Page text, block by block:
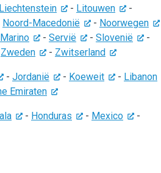
Liechtenstein - Litouwen
-
Noord-Macedonië - Noorwegen
- Servië - Slovenië
-
Zweden - Zwitserland
- Jordanië - Koeweit - Libanon
Emiraten
- Honduras - Mexico
-